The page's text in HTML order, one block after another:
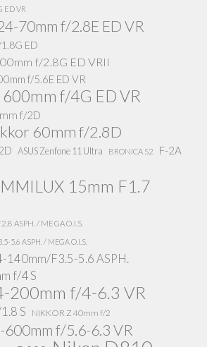
ED VR
70mm f/2.8E ED VR
ED
f/2.8G ED VRII
f/5.6E ED VR
f/4G ED VR
f/2D
60mm f/2.8D
ASUS Zenfone 11 Ultra BRONICA S2 F-2A
15mm F1.7
ASPH. / MEGA O.I.S.
5.6 ASPH. / MEGA O.I.S.
140mm/F3.5-5.6 ASPH.
f/4 S
200mm f/4-6.3 VR
S NIKKOR Z 40mm f/2
f/5.6-6.3 VR